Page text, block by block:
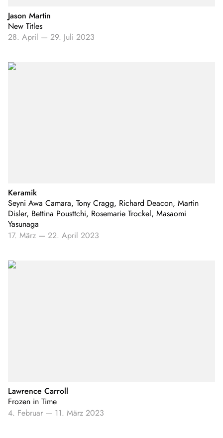
Jason Martin
New Titles
28. April — 29. Juli 2023
Keramik
Seyni Awa Camara, Tony Cragg, Richard Deacon, Martin
Disler, Bettina Pousttchi, Rosemarie Trockel, Masaomi
Yasunaga
17. März — 22. April 2023
Lawrence Carroll
Frozen in Time
4. Februar — 11. März 2023